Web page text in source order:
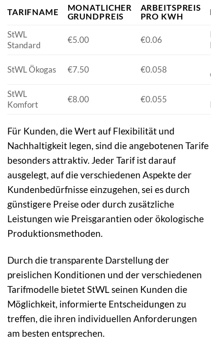
TARIFNAME
MONATLICHER
GRUNDPREIS
ARBEITSPREIS
PRO KWH
StWL
Standard
€5.00 €0.06
StWL Ökogas €7.50 €0.058
StWL
Komfort
€8.00 €0.055
Für Kunden, die Wert auf Flexibilität und
Nachhaltigkeit legen, sind die angebotenen Tarife
besonders attraktiv. Jeder Tarif ist darauf
ausgelegt, auf die verschiedenen Aspekte der
Kundenbedürfnisse einzugehen, sei es durch
günstigere Preise oder durch zusätzliche
Leistungen wie Preisgarantien oder ökologische
Produktionsmethoden.
Durch die transparente Darstellung der
preislichen Konditionen und der verschiedenen
Tarifmodelle bietet StWL seinen Kunden die
Möglichkeit, informierte Entscheidungen zu
treffen, die ihren individuellen Anforderungen
am besten entsprechen.